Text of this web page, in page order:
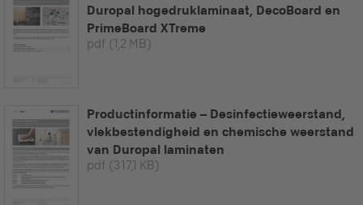
Duropal hogedruklaminaat, DecoBoard en
PrimeBoard XTreme
pdf (1,2 MB)
Productinformatie – Desinfectieweerstand,
vlekbestendigheid en chemische weerstand
van Duropal laminaten
pdf (317,1 KB)